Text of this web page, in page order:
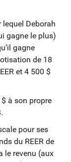
lequel Deborah
gagne le plus)
gagne
de 18
et 4 500 $
à son propre
pour ses
du REER de
le revenu (aux